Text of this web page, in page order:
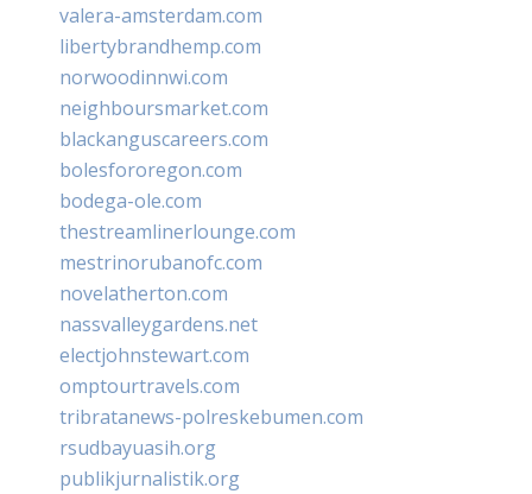
valera-amsterdam.com
libertybrandhemp.com
norwoodinnwi.com
neighboursmarket.com
blackanguscareers.com
bolesfororegon.com
bodega-ole.com
thestreamlinerlounge.com
mestrinorubanofc.com
novelatherton.com
nassvalleygardens.net
electjohnstewart.com
omptourtravels.com
tribratanews-polreskebumen.com
rsudbayuasih.org
publikjurnalistik.org